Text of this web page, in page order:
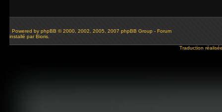
Powered by phpBB © 2000, 2002, 2005, 2007 phpBB Group - Forum
installé par Bioris.
Traduction